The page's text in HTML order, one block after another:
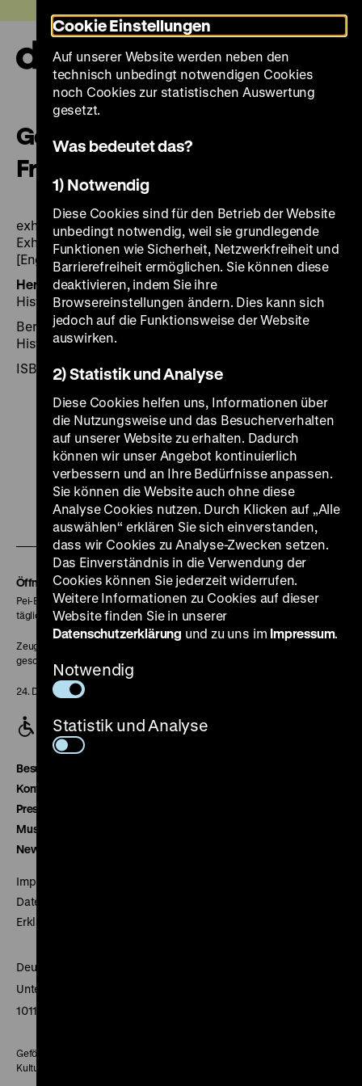
zum
Seiteninhalt
springen
German Colonialism.
Fragments Past and Present
exhibition, Deutsches Historisches Museum, Berlin,
Exhibition Hall, 14 oktober 2016 to 14 may 2017.
[English]
Herausgegeben von:Hrsg.: Stiftung Deutsches
Historisches Museum
Berlin 2016, 335 Seiten: zahl. Ill., Stiftung Deutsches
Historisches Museum, WBG Darmstadt
ISBN 978-3-86102-199-5
Zu
unserer
Instagram
Seite
Zu
unserer
YouTube
Seite
Zu
unserer
Facebook
Seite
Zu
unserer
LinkedIn
Seite
Zu
Seite
Zu
unserer
Soundcloud
Seite
Öffnungszeiten
Pei-Bau:
täglich 10-18 Uhr
Zeughaus:
geschlossen
24. Dezember geschlossen
Besucherservice
Kontakt
Presse
Museumsverein
Newsletter
Impressum
Datenschutz
Erklärung digitale Barrierefreiheit
Deutsches Historisches Museum
Unter den Linden 2
10117 Berlin
Gefördert mit Mitteln des Beauftragten der Bundesregierung für
Kultur und Medien
Cookie Einstellungen
Auf unserer Website werden neben den
technisch unbedingt notwendigen Cookies
noch Cookies zur statistischen Auswertung
gesetzt.
Was bedeutet das?
1) Notwendig
Diese Cookies sind für den Betrieb der Website
unbedingt notwendig, weil sie grundlegende
Funktionen wie Sicherheit, Netzwerkfreiheit und
Barrierefreiheit ermöglichen. Sie können diese
deaktivieren, indem Sie ihre
Browsereinstellungen ändern. Dies kann sich
jedoch auf die Funktionsweise der Website
auswirken.
2) Statistik und Analyse
Diese Cookies helfen uns, Informationen über
die Nutzungsweise und das Besucherverhalten
auf unserer Website zu erhalten. Dadurch
können wir unser Angebot kontinuierlich
verbessern und an Ihre Bedürfnisse anpassen.
Sie können die Website auch ohne diese
Analyse Cookies nutzen. Durch Klicken auf „Alle
auswählen“ erklären Sie sich einverstanden,
dass wir Cookies zu Analyse-Zwecken setzen.
Das Einverständnis in die Verwendung der
Cookies können Sie jederzeit widerrufen.
Weitere Informationen zu Cookies auf dieser
Website finden Sie in unserer
Datenschutzerklärung und zu uns im Impressum.
Notwendig
Statistik und Analyse